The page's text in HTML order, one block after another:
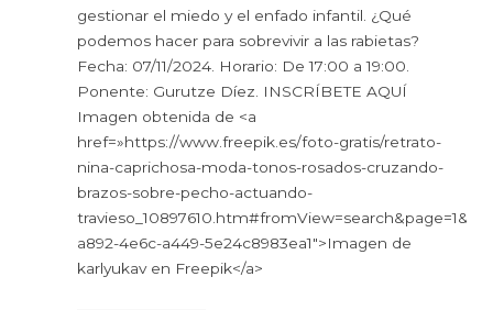
gestionar el miedo y el enfado infantil. ¿Qué
podemos hacer para sobrevivir a las rabietas?
Fecha: 07/11/2024. Horario: De 17:00 a 19:00.
Ponente: Gurutze Díez. INSCRÍBETE AQUÍ
Imagen obtenida de <a
href=»https://www.freepik.es/foto-gratis/retrato-
nina-caprichosa-moda-tonos-rosados-cruzando-
brazos-sobre-pecho-actuando-
a892-4e6c-a449-5e24c8983ea1″>Imagen de
karlyukav en Freepik</a>